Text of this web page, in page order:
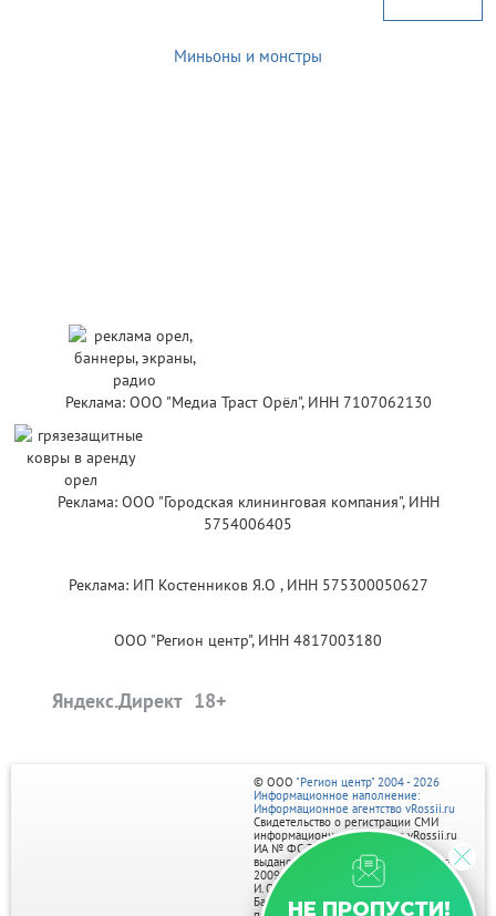
Миньоны и монстры
Реклама: ООО "Медиа Траст Орёл", ИНН 7107062130
Реклама: ООО "Городская клининговая компания", ИНН
5754006405
Реклама: ИП Костенников Я.О , ИНН 575300050627
ООО "Регион центр", ИНН 4817003180
Яндекс.Директ
НЕ ПРОПУСТИ!
© ООО "Регион центр" 2004 - 2026
Информационное наполнение:
Информационное агентство vRossii.ru
Свидетельство о регистрации СМИ
информационного агентства vRossii.ru
ИА № ФС 77‑35502
выдано РОСКОМНАДЗОРом 04 марта
2009г.
И. О. Главного редактора Нарыков А. Н.
Баннеры на портале размещаются на